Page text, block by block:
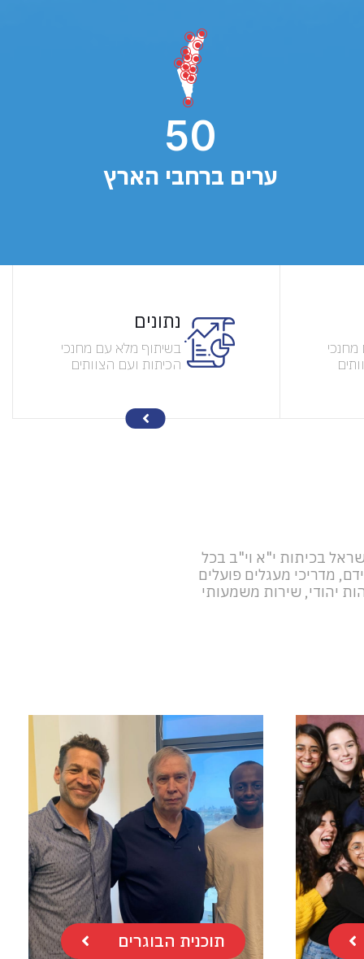
50
ערים ברחבי הארץ
נתונים
בשיתוף מלא עם מחנכי
הכיתות ועם הצוותים
בונה קשר אישי בלתי
אמצעי ובלתי תלוי עם
בכיתות י"א וי"ב בכל
מדריכי מעגלים פועלים
יהודי, שירות משמעותי
תוכנית הבוגרים